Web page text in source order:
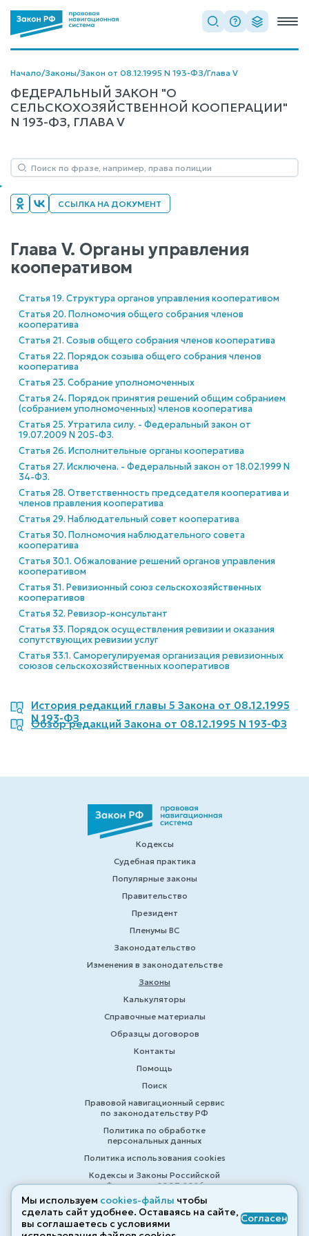
Начало/Законы/Закон от 08.12.1995 N 193-ФЗ/Глава V
ФЕДЕРАЛЬНЫЙ ЗАКОН "О
СЕЛЬСКОХОЗЯЙСТВЕННОЙ КООПЕРАЦИИ"
N 193-ФЗ, ГЛАВА V
ССЫЛКА НА ДОКУМЕНТ
Глава V. Органы управления
кооперативом
Статья 19. Структура органов управления кооперативом
Статья 20. Полномочия общего собрания членов
кооператива
Статья 21. Созыв общего собрания членов кооператива
Статья 22. Порядок созыва общего собрания членов
кооператива
Статья 23. Собрание уполномоченных
Статья 24. Порядок принятия решений общим собранием
(собранием уполномоченных) членов кооператива
Статья 25. Утратила силу. - Федеральный закон от
19.07.2009 N 205-ФЗ.
Статья 26. Исполнительные органы кооператива
Статья 27. Исключена. - Федеральный закон от 18.02.1999 N
34-ФЗ.
Статья 28. Ответственность председателя кооператива и
членов правления кооператива
Статья 29. Наблюдательный совет кооператива
Статья 30. Полномочия наблюдательного совета
кооператива
Статья 30.1. Обжалование решений органов управления
кооперативом
Статья 31. Ревизионный союз сельскохозяйственных
кооперативов
Статья 32. Ревизор-консультант
Статья 33. Порядок осуществления ревизии и оказания
сопутствующих ревизии услуг
Статья 33.1. Саморегулируемая организация ревизионных
союзов сельскохозяйственных кооперативов
История редакций главы 5 Закона от 08.12.1995
N 193-ФЗ
Обзор редакций Закона от 08.12.1995 N 193-ФЗ
Кодексы
Судебная практика
Популярные законы
Правительство
Президент
Пленумы ВС
Законодательство
Изменения в законодательстве
Законы
Калькуляторы
Справочные материалы
Образцы договоров
Контакты
Помощь
Поиск
Правовой навигационный сервис
по законодательству РФ
Политика по обработке
персональных данных
Политика использования cookies
Кодексы и Законы Российской
Федерации 2007-2026
© ZAKONRF.INFO
Мы используем cookies-файлы чтобы
сделать сайт удобнее. Оставаясь на сайте,
вы соглашаетесь с условиями
Согласен